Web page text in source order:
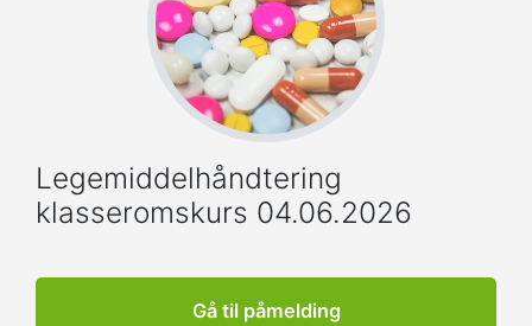
Legemiddelhåndtering
klasseromskurs 04.06.2026
Gå til påmelding